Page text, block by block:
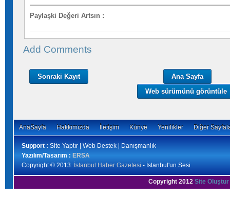
Paylaşki Değeri Artsın :
Add Comments
Sonraki Kayıt
Ana Sayfa
Web sürümünü görüntüle
AnaSayfa Hakkımızda İletişim Künye Yenilikler Diğer
Support : Site Yaptır | Web Destek | Danışmanlık
Yazılım/Tasarım : ERSA
Copyright © 2013. İstanbul Haber Gazetesi - İstanbul'un Sesi
Copyright 2012 Site Oluştur